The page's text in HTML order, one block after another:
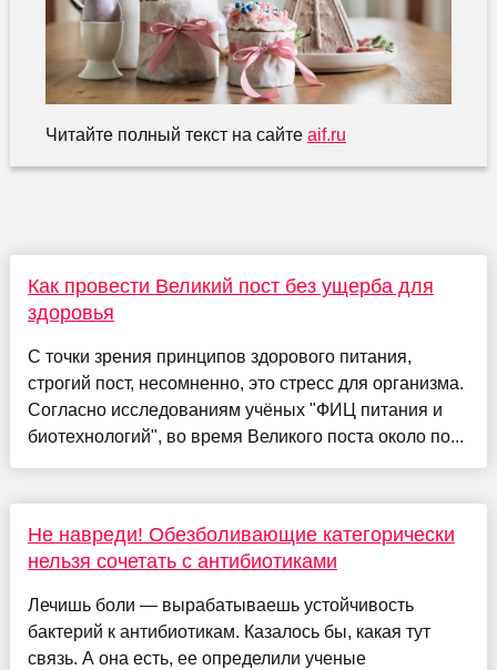
Читайте полный текст на сайте aif.ru
Как провести Великий пост без ущерба для
здоровья
С точки зрения принципов здорового питания,
строгий пост, несомненно, это стресс для организма.
Согласно исследованиям учёных "ФИЦ питания и
биотехнологий", во время Великого поста около по...
Не навреди! Обезболивающие категорически
нельзя сочетать с антибиотиками
Лечишь боли — вырабатываешь устойчивость
бактерий к антибиотикам. Казалось бы, какая тут
связь. А она есть, ее определили ученые